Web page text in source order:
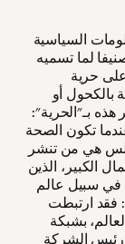
لما تسميه
حرية
بالكحول أو
هذه بـ"الحرية":
تكون الصحة
هي من تنشر
الكبير، الذين
في سبيل عالم
فقد ارتبطت
بشبكة
رئيس الشركة